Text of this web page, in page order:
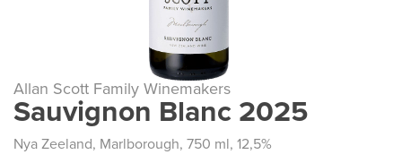
Allan Scott Family Winemakers
Sauvignon Blanc 2025
Nya Zeeland, Marlborough, 750 ml, 12,5%